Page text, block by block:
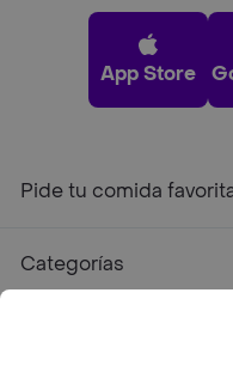
App Store
Pide tu comida
Categorías